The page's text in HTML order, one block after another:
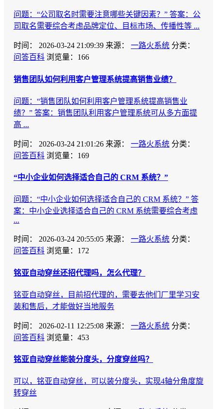
问题：“公司取名时需要注意哪些关键因素？” 答案：公
司取名需要综合考虑品牌定位、目标市场、传播性等 ...
时间： 2026-03-24 21:09:39 来源： 一路火系统 分类：
问答百科 浏览量：166
销售团队如何利用客户管理系统提高销售业绩？
问题：“销售团队如何利用客户管理系统提高销售业
绩？” 答案：销售团队利用客户管理系统可从多方面提
高 ...
时间： 2026-03-24 21:01:26 来源： 一路火系统 分类：
问答百科 浏览量：169
“中小企业如何选择适合自己的 CRM 系统？”
问题：“中小企业如何选择适合自己的 CRM 系统？” 答
案：中小企业选择适合自己的 CRM 系统需要综合考虑
...
时间： 2026-03-24 20:55:05 来源： 一路火系统 分类：
问答百科 浏览量：172
铭亚自动穿丝还招代理吗，怎么代理？
铭亚自动穿丝，目前招代理的，需要去他们厂里学习安
装和售后，才能做好当地服务
时间： 2026-02-11 12:25:08 来源： 一路火系统 分类：
问答百科 浏览量：453
铭亚自动穿丝能装分度头，分度穿丝吗？
可以，铭亚自动穿丝，可以装分度头，实现4轴分角度旋
转穿丝